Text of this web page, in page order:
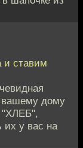
и ставим
вашему дому
"ХЛЕБ",
их у вас на